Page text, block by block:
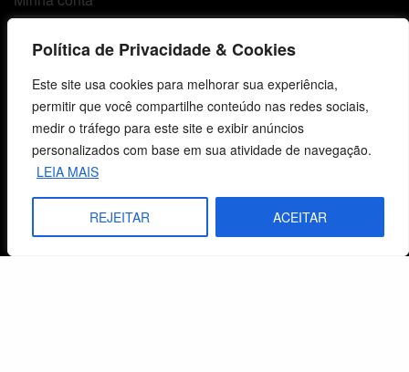
Política de Privacidade & Cookies
Este site usa cookies para melhorar sua experiência,
permitir que você compartilhe conteúdo nas redes sociais,
medir o tráfego para este site e exibir anúncios
personalizados com base em sua atividade de navegação.
LEIA MAIS
REJEITAR ACEITAR
Lista de Desejos
Termos e Condições
Centro de Estudos Bíblicos
CNPJ: 29.832.607/0001-10
São Leopoldo, RS, Brasil